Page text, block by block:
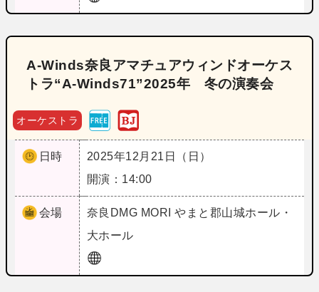
A‐Winds奈良アマチュアウィンドオーケス
トラ“A‐Winds71”2025年 冬の演奏会
オーケストラ
日時
2025年12月21日（日）
開演：14:00
会場 奈良 DMG MORI やまと郡山城ホール・
大ホール